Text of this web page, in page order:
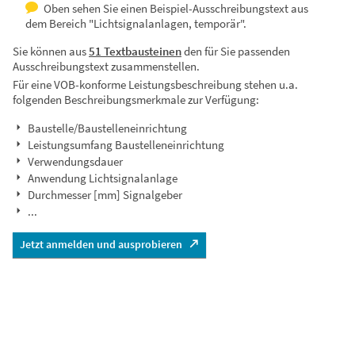
Oben sehen Sie einen Beispiel-Ausschreibungstext aus
dem Bereich "Lichtsignalanlagen, temporär".
Sie können aus51 Textbausteinenden für Sie passenden
Ausschreibungstext zusammenstellen.
Für eine VOB-konforme Leistungsbeschreibung stehen u.a.
folgenden Beschreibungsmerkmale zur Verfügung:
Baustelle/Baustelleneinrichtung
Leistungsumfang Baustelleneinrichtung
Verwendungsdauer
Anwendung Lichtsignalanlage
Durchmesser [mm] Signalgeber
...
Jetzt anmelden und ausprobieren